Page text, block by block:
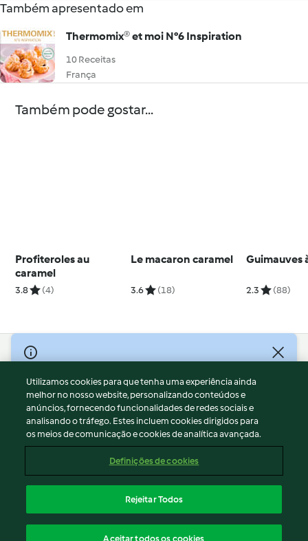
Também apresentado em
Thermomix® et moi N°6 Inspiration
10 Receitas
França
Também pode gostar...
Profiteroles au
caramel
3.8 (4)
Le macaron caramel
3.6 (18)
Guimauves
2.3 (88)
© Copyright 2026
Termos de Utilização
Aviso sobre Proteção de Dados
Aviso
Apoio legal
Conteúdo do relatório
Declaração de acessibilidade
Utilizamos cookies para que tenha uma experiência ainda
melhor no nosso website, personalizando conteúdos e
anúncios, fornecendo funcionalidades de redes sociais e
analisando o tráfego. Estes incluem cookies dirigidos para
os meios de comunicação e cookies de analítica avançada.
Definições de cookies
Rejeitar Todos
Aceitar todos os cookies